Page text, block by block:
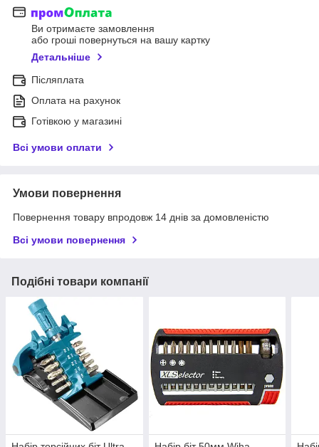
Ви отримаєте замовлення
або гроші повернуться на вашу картку
Детальніше
Післяплата
Оплата на рахунок
Готівкою у магазині
Всі умови оплати
Умови повернення
Повернення товару впродовж 14 днів за домовленістю
Всі умови повернення
Подібні товари компанії